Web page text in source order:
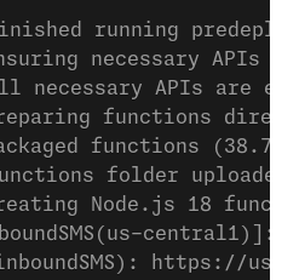
running
necessary APIs
necessary APIs are
functions
functions (38.78
folder uploaded
Node.js 18
central1)]:
https://